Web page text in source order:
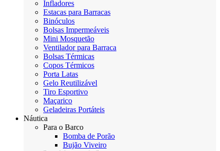
Infladores
Estacas para Barracas
Binóculos
Bolsas Impermeáveis
Mini Mosquetão
Ventilador para Barraca
Bolsas Térmicas
Copos Térmicos
Porta Latas
Gelo Reutilizável
Tiro Esportivo
Maçarico
Geladeiras Portáteis
Náutica
Para o Barco
Bomba de Porão
Bujão Viveiro